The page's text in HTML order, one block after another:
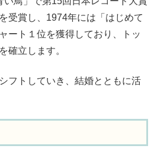
受賞し、1974年には「はじめて
ート１位を獲得しており、トッ
確立します。
フトしていき、結婚とともに活